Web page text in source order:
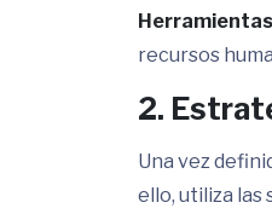
recursos
2.
Una vez
ello, utiliza